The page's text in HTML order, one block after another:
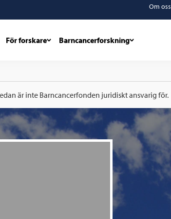
Om oss
För forskare Barncancerforskning
är inte Barncancerfonden juridiskt ansvarig för.